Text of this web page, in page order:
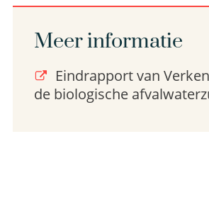
Meer informatie
Eindrapport van
de biologische